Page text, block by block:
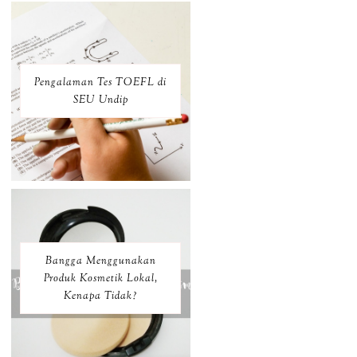
Pengalaman Tes TOEFL di
SEU Undip
Bangga Menggunakan
Produk Kosmetik Lokal,
Kenapa Tidak?